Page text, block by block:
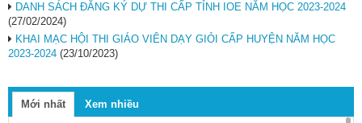
DANH SÁCH ĐĂNG KÝ DỰ THI CẤP TỈNH IOE NĂM HỌC 2023-2024
(27/02/2024)
KHAI MẠC HỘI THI GIÁO VIÊN DẠY GIỎI CẤP HUYỆN NĂM HỌC
2023-2024 (23/10/2023)
Mới nhất Xem nhiều